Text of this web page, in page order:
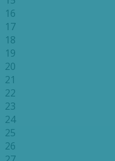
16
17
18
19
20
21
22
23
24
25
26